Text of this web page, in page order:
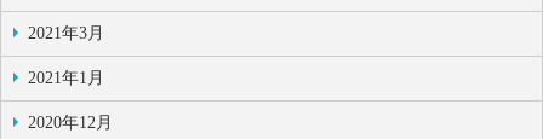
2021年3月
2021年1月
2020年12月